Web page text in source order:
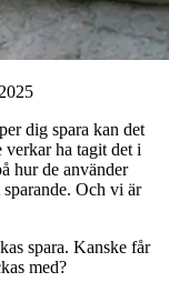
dig spara kan det
verkar ha tagit det i
hur de använder
Och vi är
spara. Kanske får
med?